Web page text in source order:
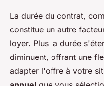
La durée du contrat,
constitue un autre
loyer. Plus la durée
diminuent, offrant une
adapter l'offre à votre